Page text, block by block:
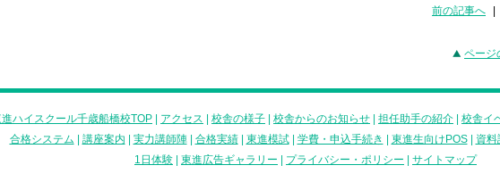
前の記事へ
ページ
ハイスクール千歳船橋校TOP アクセス 校舎の様子 校舎からのお知らせ 担任助手の紹介 校舎イ
合格システム
講座案内 実力講師陣| 合格実績| 東進模試| 学費・申込手続き 東進生向けPOS| 資料
1日体験
東進広告ギャラリー プライバシー・ポリシー サイトマップ